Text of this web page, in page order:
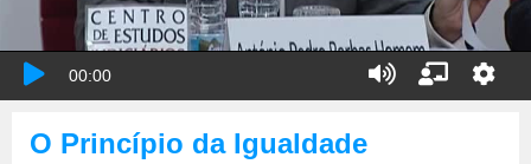
00:00
O Princípio da Igualdade